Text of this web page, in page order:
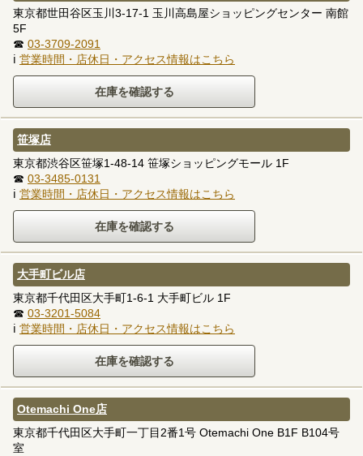
東京都世田谷区玉川3-17-1 玉川高島屋ショッピングセンター 南館
5F
☎ 03-3709-2091
ℹ 営業時間・店休日・アクセス情報はこちら
笹塚店
東京都渋谷区笹塚1-48-14 笹塚ショッピングモール 1F
☎ 03-3485-0131
ℹ 営業時間・店休日・アクセス情報はこちら
大手町ビル店
東京都千代田区大手町1-6-1 大手町ビル 1F
☎ 03-3201-5084
ℹ 営業時間・店休日・アクセス情報はこちら
Otemachi One店
東京都千代田区大手町一丁目2番1号 Otemachi One B1F B104号
室